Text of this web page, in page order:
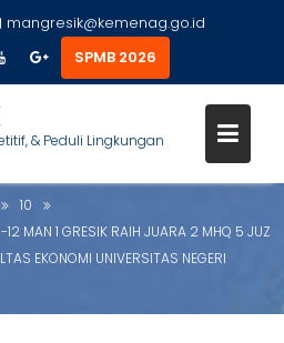
mangresik@kemenag.go.id
SPMB 2026
& Peduli Lingkungan
RAIH
FAKULTAS
NEGERI
10
MAN 1 GRESIK RAIH JUARA 2 MHQ 5 JUZ
EKONOMI UNIVERSITAS NEGERI